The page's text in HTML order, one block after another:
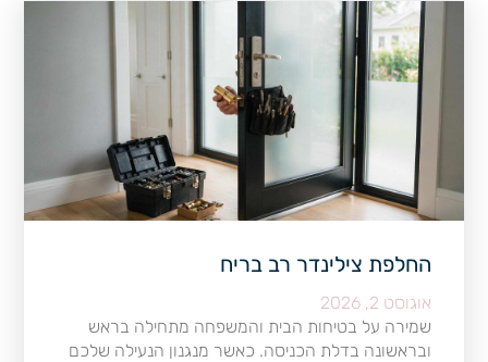
החלפת צילינדר רב בריח
אוגוסט 2, 2026
שמירה על בטיחות הבית והמשפחה מתחילה בראש
ובראשונה בדלת הכניסה. כאשר מנגנון הנעילה שלכם